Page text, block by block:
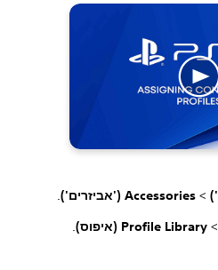
>Accessories ('אביזרים')
.
>
‏Profile Library (איפוס)
.